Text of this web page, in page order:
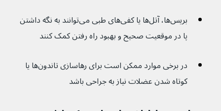
بریس‌ها، آتل‌ها یا کفی‌های طبی می‌توانند به نگه داشتن
پا در موقعیت صحیح و بهبود راه رفتن کمک کنند
در برخی موارد ممکن است برای رهاسازی تاندون‌‌ها یا
کوتاه شدن عضلات نیاز به جراحی باشد